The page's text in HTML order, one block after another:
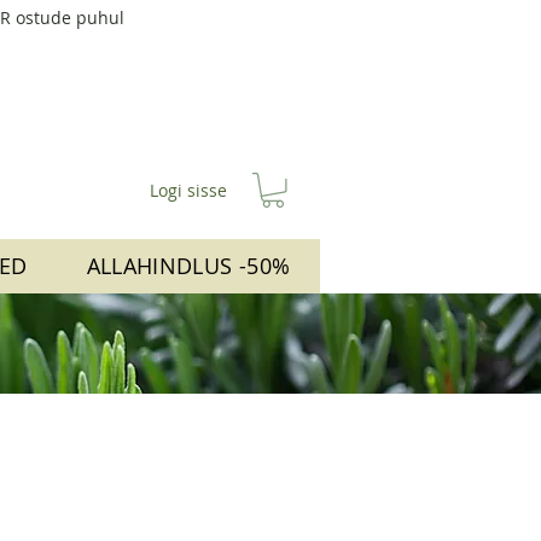
ostude puhul
Logi sisse
ALLAHINDLUS -50%